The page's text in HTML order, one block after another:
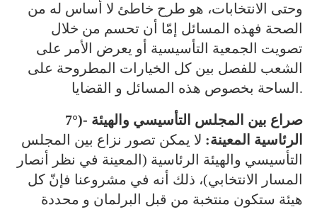
وحتى الانتخابات، هو طرح خاطئ لا أساس له من
الصحة فهذه المسائل إمّا أن تحسم من خلال
تصويت الجمعية التأسيسية أو يعرض الأمر على
الشعب للفصل بين كل الخيارات المطروحة على
الساحة بخصوص هذه المسائل و القضايا.
7°)- صراع بين المجلس التأسيسي والهيئة
الرئاسية المعينة: لا يمكن تصور نزاع بين المجلس
التأسيسي والهيئة الرئاسية (المعينة في نظر أنصار
المسار الانتخابي)، ذلك أنه في مشروعنا فإنّ كل
هيئة ستكون منتخبة من قبل البرلمان و محددة